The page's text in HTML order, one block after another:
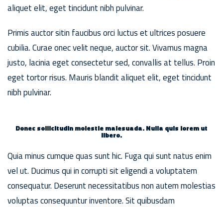
aliquet elit, eget tincidunt nibh pulvinar.
Primis auctor sitin faucibus orci luctus et ultrices posuere
cubilia. Curae onec velit neque, auctor sit. Vivamus magna
justo, lacinia eget consectetur sed, convallis at tellus. Proin
eget tortor risus. Mauris blandit aliquet elit, eget tincidunt
nibh pulvinar.
Donec sollicitudin molestie malesuada. Nulla quis lorem ut
libero.
Quia minus cumque quas sunt hic. Fuga qui sunt natus enim
vel ut. Ducimus qui in corrupti sit eligendi a voluptatem
consequatur. Deserunt necessitatibus non autem molestias
voluptas consequuntur inventore. Sit quibusdam